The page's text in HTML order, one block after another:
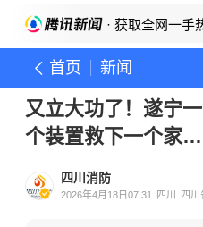
· 获取全网一手
首页 新闻
又立大功了！遂宁
个装置救下一个家
四川消防
2026年4月18日07:31 四川 四